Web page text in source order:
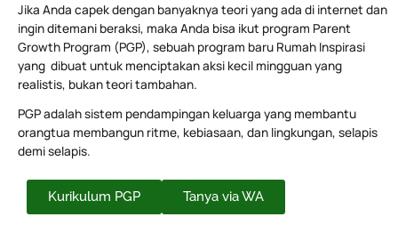
Jika Anda capek dengan banyaknya teori yang ada di internet dan
ingin ditemani beraksi, maka Anda bisa ikut program Parent
Growth Program (PGP), sebuah program baru Rumah Inspirasi
yang dibuat untuk menciptakan aksi kecil mingguan yang
realistis, bukan teori tambahan.
PGP adalah sistem pendampingan keluarga yang membantu
orangtua membangun ritme, kebiasaan, dan lingkungan, selapis
demi selapis.
Kurikulum PGP Tanya via WA